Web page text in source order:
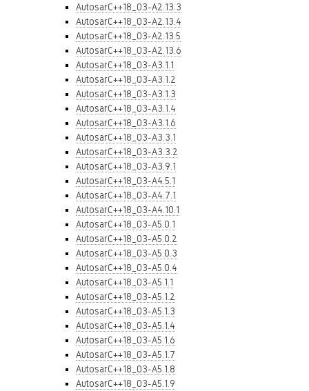
AutosarC++18_03-A2.13.3
AutosarC++18_03-A2.13.4
AutosarC++18_03-A2.13.5
AutosarC++18_03-A2.13.6
AutosarC++18_03-A3.1.1
AutosarC++18_03-A3.1.2
AutosarC++18_03-A3.1.3
AutosarC++18_03-A3.1.4
AutosarC++18_03-A3.1.6
AutosarC++18_03-A3.3.1
AutosarC++18_03-A3.3.2
AutosarC++18_03-A3.9.1
AutosarC++18_03-A4.5.1
AutosarC++18_03-A4.7.1
AutosarC++18_03-A4.10.1
AutosarC++18_03-A5.0.1
AutosarC++18_03-A5.0.2
AutosarC++18_03-A5.0.3
AutosarC++18_03-A5.0.4
AutosarC++18_03-A5.1.1
AutosarC++18_03-A5.1.2
AutosarC++18_03-A5.1.3
AutosarC++18_03-A5.1.4
AutosarC++18_03-A5.1.6
AutosarC++18_03-A5.1.7
AutosarC++18_03-A5.1.8
AutosarC++18_03-A5.1.9